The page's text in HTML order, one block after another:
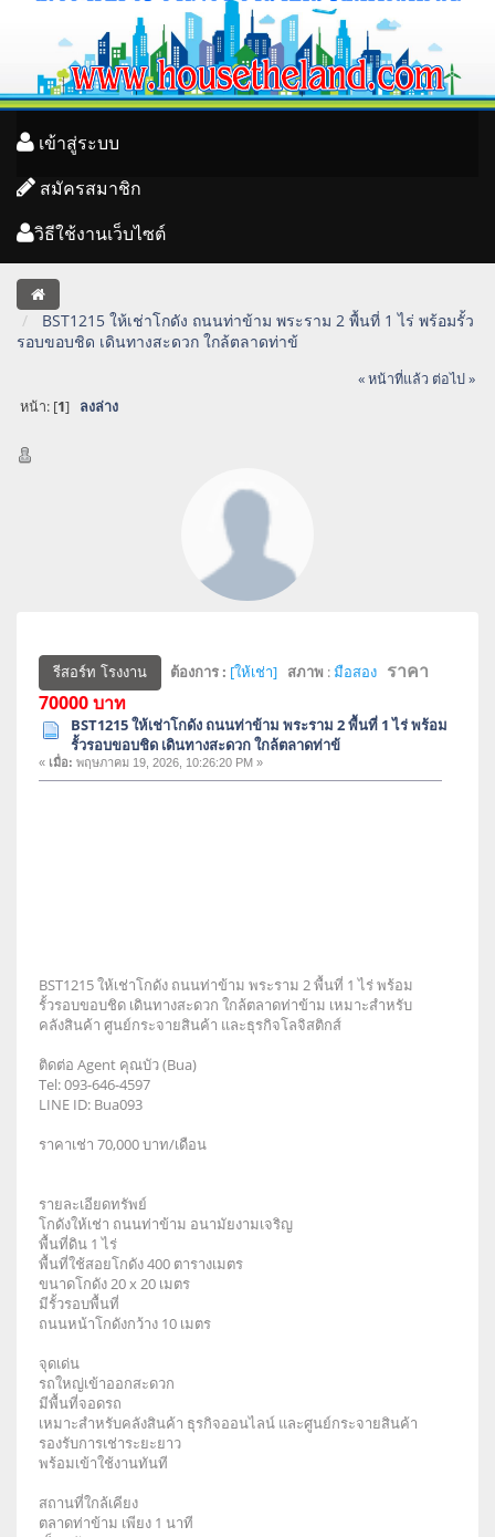
เข้าสู่ระบบ
สมัครสมาชิก
วิธีใช้งานเว็บไซต์
BST1215 ให้เช่าโกดัง ถนนท่าข้าม พระราม 2 พื้นที่ 1 ไร่ พร้อมรั้ว
รอบขอบชิด เดินทางสะดวก ใกล้ตลาดท่าข้
« หน้าที่แล้ว ต่อไป »
หน้า: [1] ลงล่าง
รีสอร์ท โรงงาน ต้องการ : [ให้เช่า] สภาพ :มือสอง ราคา
70000 บาท
BST1215 ให้เช่าโกดัง ถนนท่าข้าม พระราม 2 พื้นที่ 1 ไร่ พร้อม
รั้วรอบขอบชิด เดินทางสะดวก ใกล้ตลาดท่าข้
« เมื่อ: พฤษภาคม 19, 2026, 10:26:20 PM »
BST1215 ให้เช่าโกดัง ถนนท่าข้าม พระราม 2 พื้นที่ 1 ไร่ พร้อม
รั้วรอบขอบชิด เดินทางสะดวก ใกล้ตลาดท่าข้าม เหมาะสำหรับ
คลังสินค้า ศูนย์กระจายสินค้า และธุรกิจโลจิสติกส์
ติดต่อ Agent คุณบัว (Bua)
Tel: 093-646-4597
LINE ID: Bua093
ราคาเช่า 70,000 บาท/เดือน
รายละเอียดทรัพย์
โกดังให้เช่า ถนนท่าข้าม อนามัยงามเจริญ
พื้นที่ดิน 1 ไร่
พื้นที่ใช้สอยโกดัง 400 ตารางเมตร
ขนาดโกดัง 20 x 20 เมตร
มีรั้วรอบพื้นที่
ถนนหน้าโกดังกว้าง 10 เมตร
จุดเด่น
รถใหญ่เข้าออกสะดวก
มีพื้นที่จอดรถ
เหมาะสำหรับคลังสินค้า ธุรกิจออนไลน์ และศูนย์กระจายสินค้า
รองรับการเช่าระยะยาว
พร้อมเข้าใช้งานทันที
สถานที่ใกล้เคียง
ตลาดท่าข้าม เพียง 1 นาที